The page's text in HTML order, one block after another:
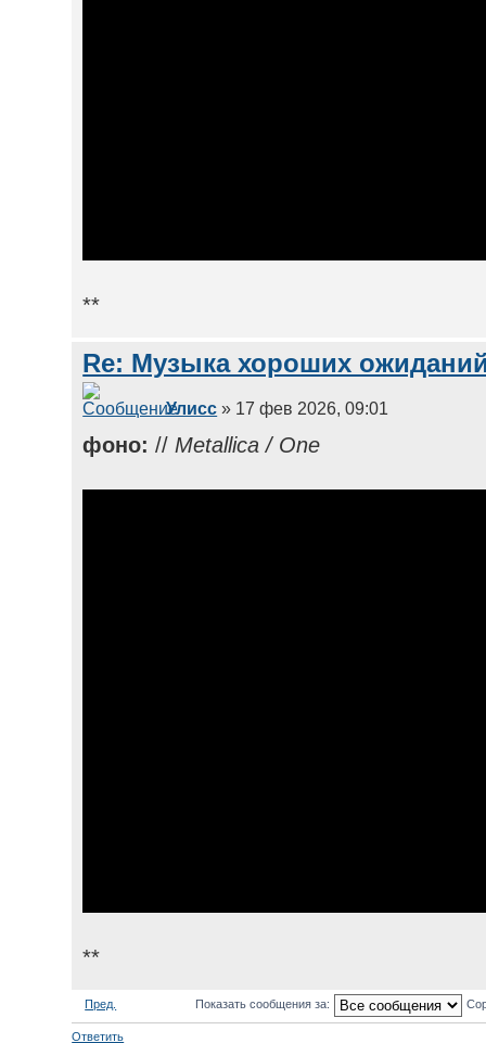
**
Re: Музыка хороших
Улисс » 17 фев 2026, 09:01
фоно: // Metallica / One
**
Пред. Показать сообщения за:
Ответить